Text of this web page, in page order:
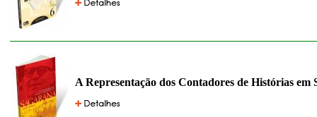
A Representação dos Contadores de Histórias em